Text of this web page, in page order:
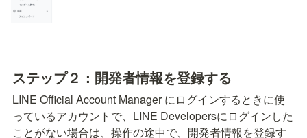
ステップ２：開発者情報を登録する
LINE Official Account Manager にログインするときに使
っているアカウントで、LINE Developersにログインした
ことがない場合は、操作の途中で、開発者情報を登録す